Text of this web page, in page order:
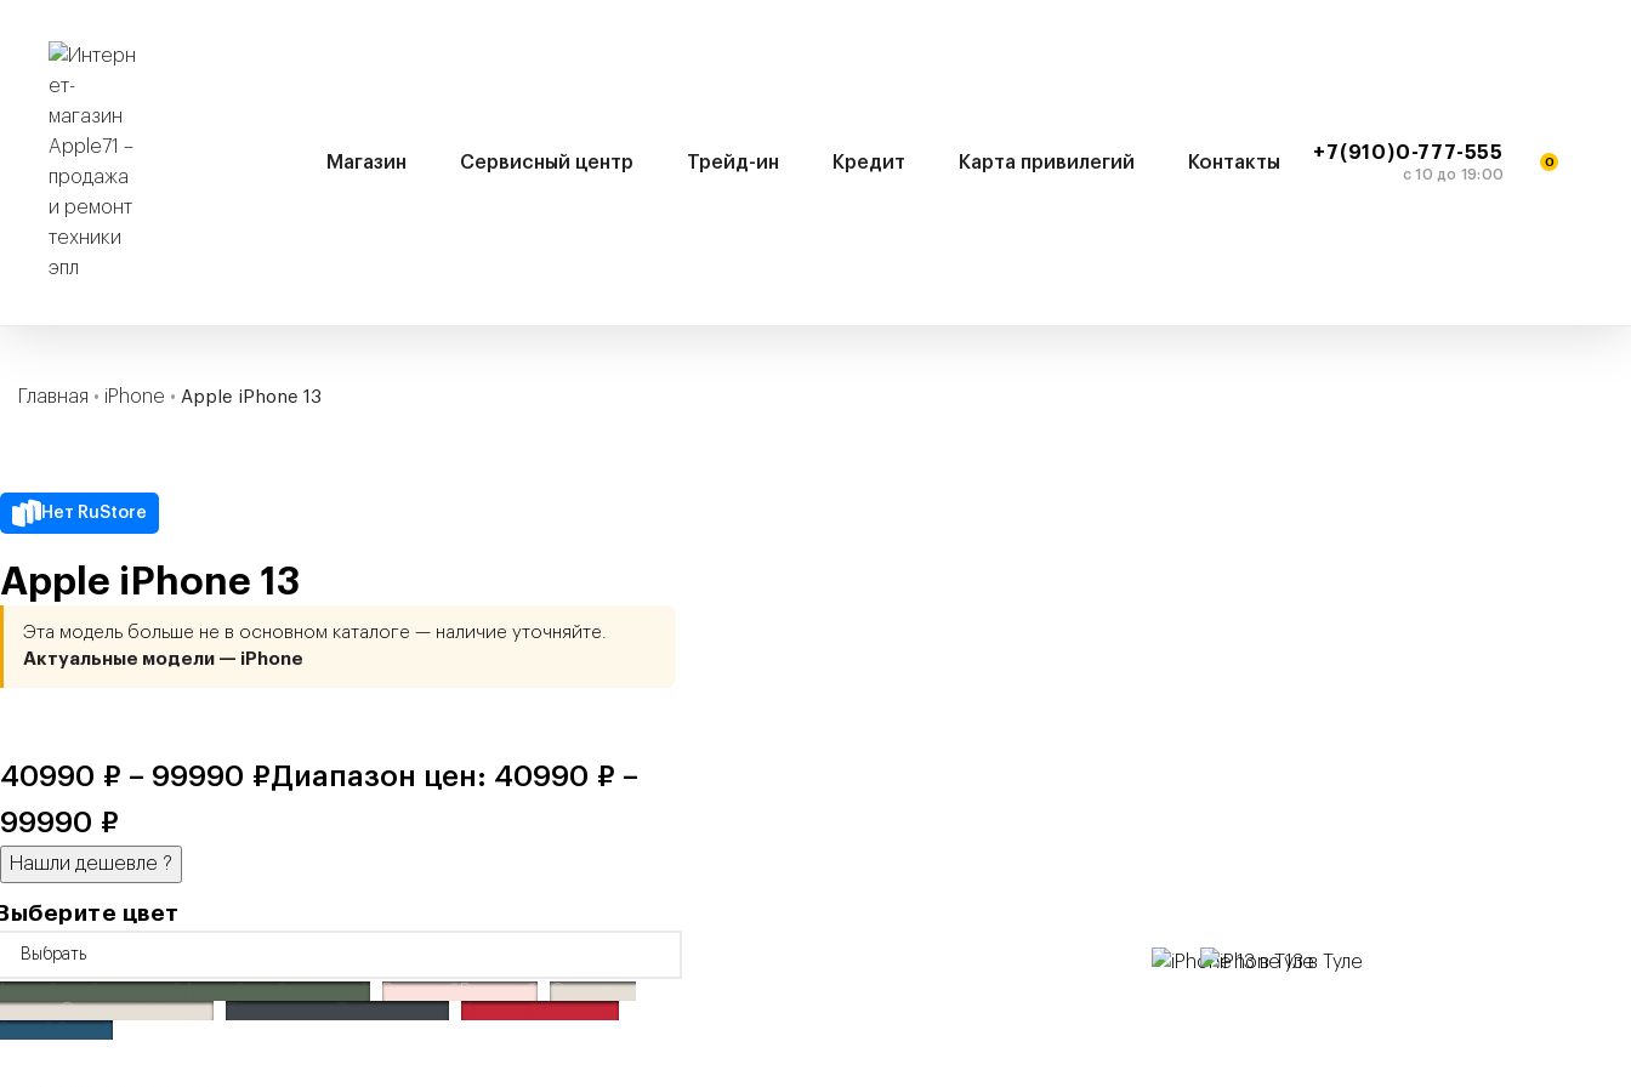
Магазин Сервисный центр Трейд-ин Кредит Карта привилегий Контакты +7(910)0-777-555
c 10 до 19:00
0
Главная • iPhone • Apple iPhone 13
Нет RuStore
Apple iPhone 13
Эта модель больше не в основном каталоге — наличие уточняйте.
Актуальные модели — iPhone
40990 ₽ – 99990 ₽Диапазон цен: 40990 ₽ –
99990 ₽
Нашли дешевле ?
цвет
зеленыйАльпийский зеленый РозовыйРозовый
Сияющая
Сияющая звезда КрасныйКрасный
Синий